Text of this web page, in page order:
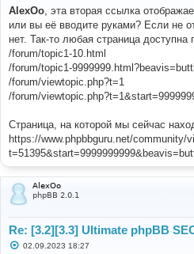
о
б
щ
е
н
и
е
AlexOo , эта вторая ссылка
или вы её вводите руками? Если не
нет. Так-то любая страница
/forum/topic1-10.html
/forum/topic1-
/forum/viewtopic.php?t=1
/forum/
Страница, на которой мы сейчас
https://www.phpbbguru.net/community/
AlexOo
phpBB 2.0.1
Re: [3.2][3.3] Ultimate phpBB
С02.09.2023 18:27